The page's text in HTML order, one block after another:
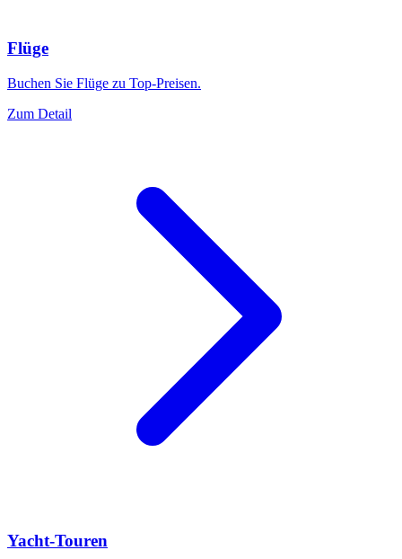
Flüge
Buchen Sie Flüge zu Top-Preisen.
Zum Detail
Yacht-Touren